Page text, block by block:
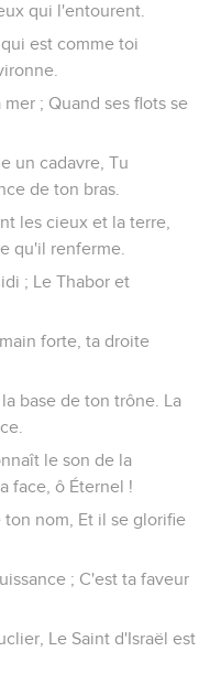
qui l'entourent.
est comme toi
; Quand ses flots se
un cadavre, Tu
de ton bras.
les cieux et la terre,
qu'il renferme.
; Le Thabor et
forte, ta droite
base de ton trône. La
le son de la
face, ô Éternel !
ton nom, Et il se glorifie
; C'est ta faveur
Le Saint d'Israël est